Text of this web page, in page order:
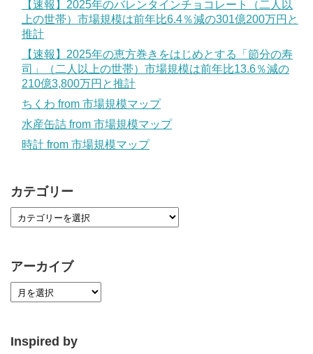
【速報】2025年のバレンタインチョコレート（二人以
上の世帯）市場規模は前年比6.4％減の301億200万円と
推計
【速報】2025年の恵方巻きをはじめとする「節分の寿
司」（二人以上の世帯）市場規模は前年比13.6％減の
210億3,800万円と推計
ちくわ from 市場規模マップ
水産缶詰 from 市場規模マップ
時計 from 市場規模マップ
カテゴリー
アーカイブ
Inspired by